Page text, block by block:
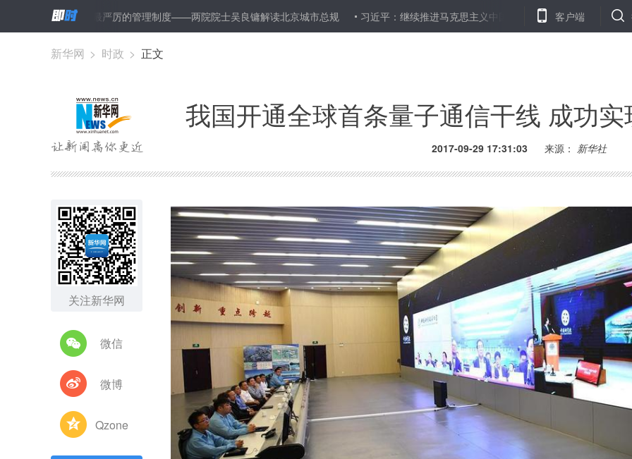
后，有最严厉的管理制度——两院院士吴良镛解读北京城市总规 习近平：继续推进马克思主义中国化时代化大众化 三问酷骑单车：专款
客户端
新华网 > 时政 > 正文
我国开通全球首条量子通信干线 成功
2017-09-29 17:31:03 来源： 新华社
关注新华网
微信
微博
Qzone